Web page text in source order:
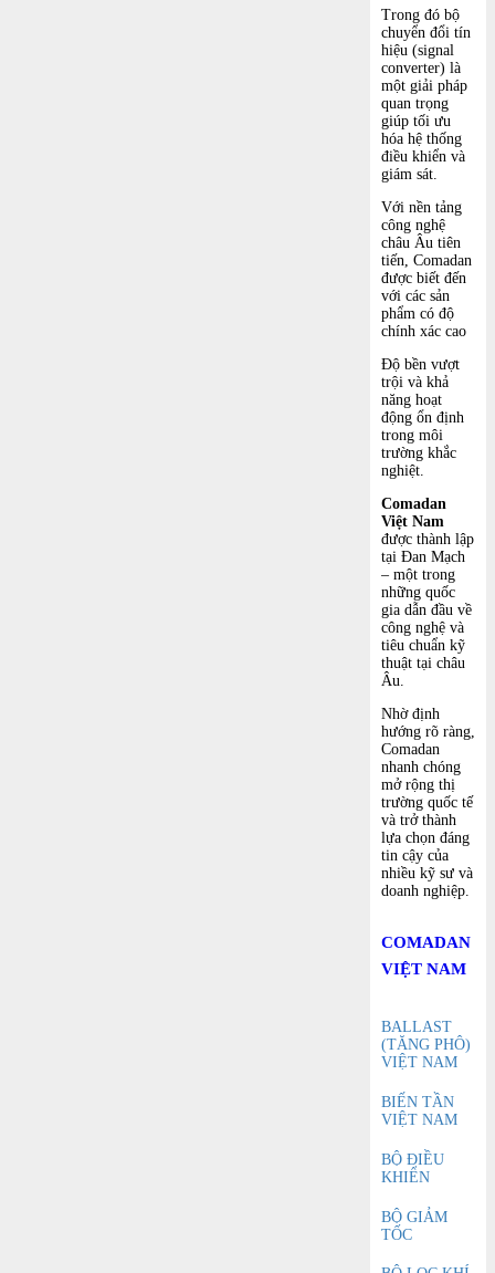
Trong đó bộ
chuyển đổi tín
hiệu (signal
converter) là
một giải pháp
quan trọng
giúp tối ưu
hóa hệ thống
điều khiển và
giám sát.
Với nền tảng
công nghệ
châu Âu tiên
tiến, Comadan
được biết đến
với các sản
phẩm có độ
chính xác cao
Độ bền vượt
trội và khả
năng hoạt
động ổn định
trong môi
trường khắc
nghiệt.
Comadan
Việt Nam
được thành lập
tại Đan Mạch
– một trong
những quốc
gia dẫn đầu về
công nghệ và
tiêu chuẩn kỹ
thuật tại châu
Âu.
Nhờ định
hướng rõ ràng,
Comadan
nhanh chóng
mở rộng thị
trường quốc tế
và trở thành
lựa chọn đáng
tin cậy của
nhiều kỹ sư và
doanh nghiệp.
COMADAN
VIỆT NAM
BALLAST
(TĂNG PHÔ)
VIỆT NAM
BIẾN TẦN
VIỆT NAM
BỘ ĐIỀU
KHIỂN
BỘ GIẢM
TỐC